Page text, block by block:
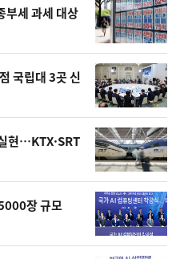
부세 과세 대상
국립대 3곳 신
현…KTX·SRT
장 규모